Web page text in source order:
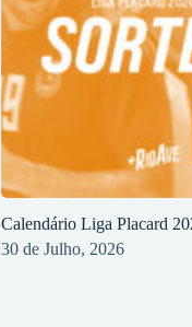
Calendário Liga Placard
30 de Julho, 2026